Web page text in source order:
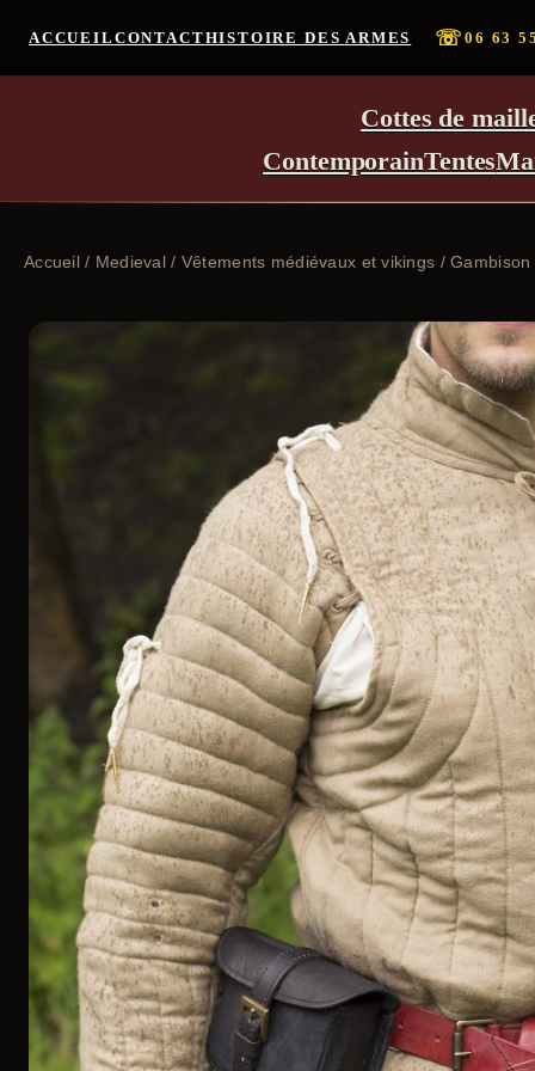
ACCUEIL CONTACTHISTOIRE DES ARMES ☏06 63
Cottes de
ContemporainTentes
Accueil/ Medieval / Vêtements médiévaux et vikings /